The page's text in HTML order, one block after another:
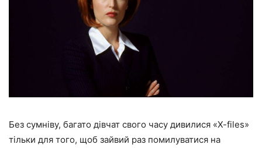
Без сумніву, багато дівчат свого часу дивилися «X-files»
тільки для того, щоб зайвий раз помилуватися на